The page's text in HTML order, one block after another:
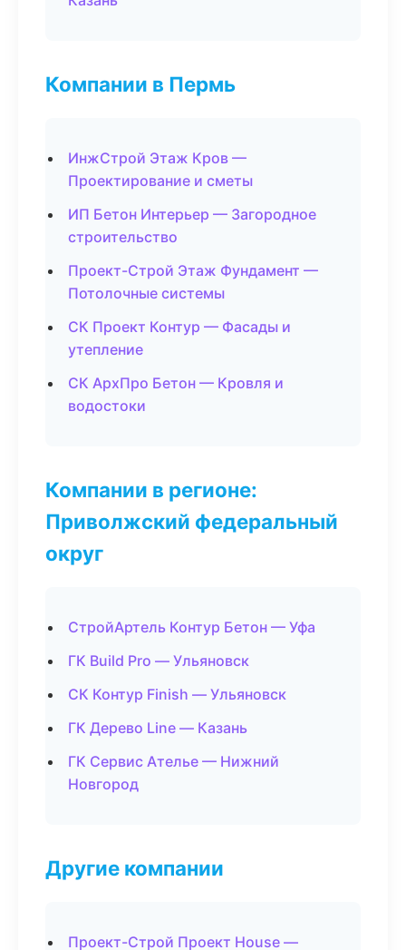
Компании в Пермь
ИнжСтрой Этаж Кров —
Проектирование и сметы
ИП Бетон Интерьер — Загородное
строительство
Проект-Строй Этаж Фундамент —
Потолочные системы
СК Проект Контур — Фасады и
утепление
СК АрхПро Бетон — Кровля и
водостоки
Компании в регионе:
Приволжский федеральный
округ
СтройАртель Контур Бетон — Уфа
ГК Build Pro — Ульяновск
СК Контур Finish — Ульяновск
ГК Дерево Line — Казань
ГК Сервис Ателье — Нижний
Новгород
Другие компании
Проект-Строй Проект House —